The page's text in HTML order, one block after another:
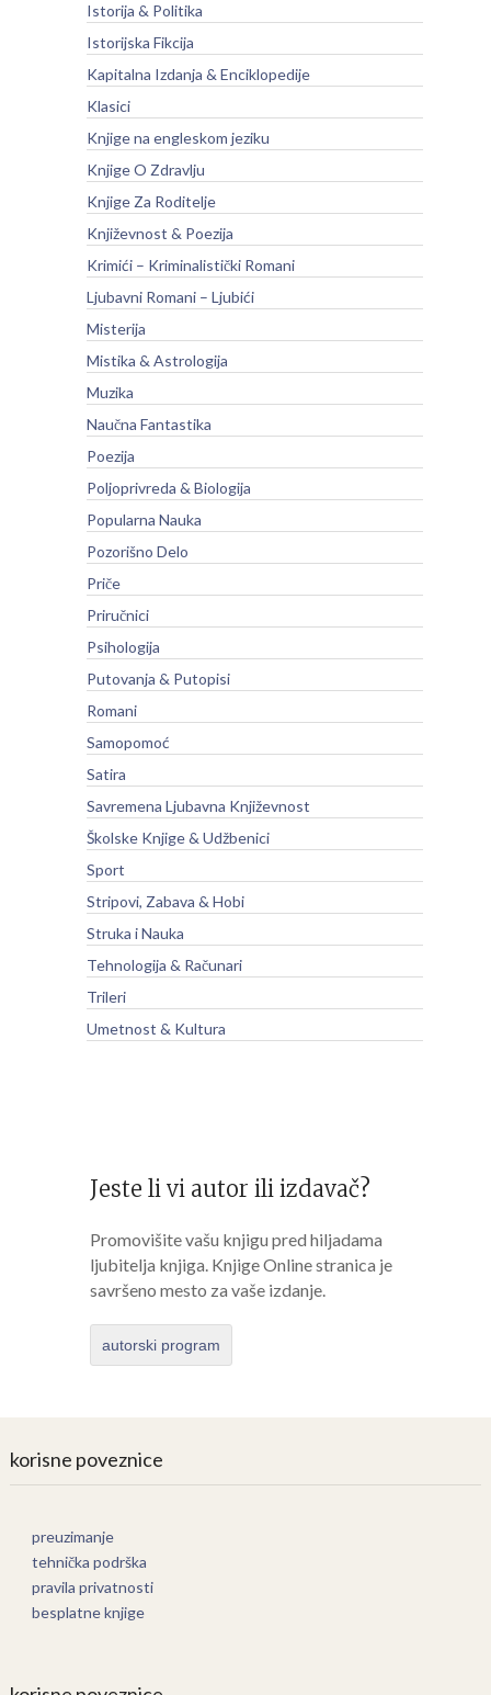
Istorija & Politika
Istorijska Fikcija
Kapitalna Izdanja & Enciklopedije
Klasici
Knjige na engleskom jeziku
Knjige O Zdravlju
Knjige Za Roditelje
Književnost & Poezija
Krimići – Kriminalistički Romani
Ljubavni Romani – Ljubići
Misterija
Mistika & Astrologija
Muzika
Naučna Fantastika
Poezija
Poljoprivreda & Biologija
Popularna Nauka
Pozorišno Delo
Priče
Priručnici
Psihologija
Putovanja & Putopisi
Romani
Samopomoć
Satira
Savremena Ljubavna Književnost
Školske Knjige & Udžbenici
Sport
Stripovi, Zabava & Hobi
Struka i Nauka
Tehnologija & Računari
Trileri
Umetnost & Kultura
Jeste li vi autor ili izdavač?
Promovišite vašu knjigu pred hiljadama
ljubitelja knjiga. Knjige Online stranica je
savršeno mesto za vaše izdanje.
autorski program
korisne poveznice
preuzimanje
tehnička podrška
pravila privatnosti
besplatne knjige